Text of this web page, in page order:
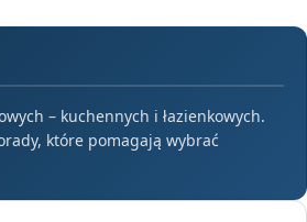
– kuchennych i łazienkowych.
które pomagają wybrać